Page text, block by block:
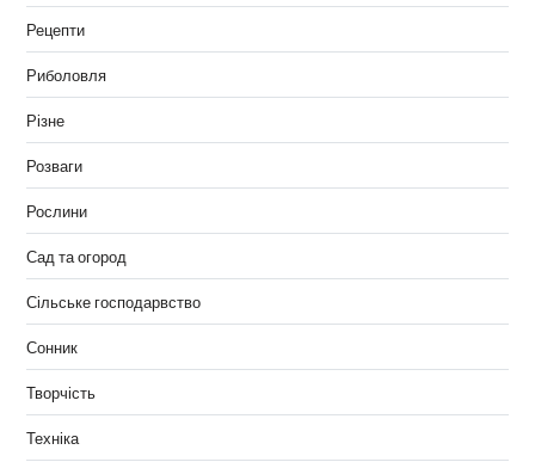
Рецепти
Риболовля
Різне
Розваги
Рослини
Сад та огород
Сільське господарвство
Сонник
Творчість
Техніка